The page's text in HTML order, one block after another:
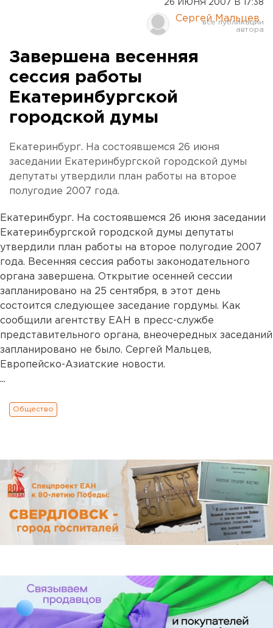
26 ИЮНЯ 2007 В 17:38
Сергей Мальцев
Завершена весенняя
сессия работы
Екатеринбургской
городской думы
Екатеринбург. На состоявшемся 26 июня
заседании Екатеринбургской городской думы
депутаты утвердили план работы на второе
полугодие 2007 года.
Екатеринбург. На состоявшемся 26 июня заседании
Екатеринбургской городской думы депутаты
утвердили план работы на второе полугодие 2007
года. Весенняя сессия работы законодательного
органа завершена. Открытие осенней сессии
запланировано на 25 сентября, в этот день
состоится следующее заседание гордумы. Как
сообщили агентству ЕАН в пресс-службе
представительного органа, внеочередных заседаний
запланировано не было. Сергей Мальцев,
Европейско-Азиатские новости.
...
Общество